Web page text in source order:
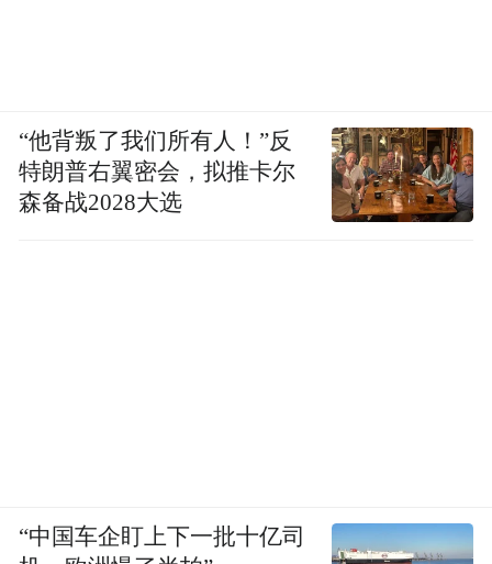
“他背叛了我们所有人！”反
特朗普右翼密会，拟推卡尔
森备战2028大选
“中国车企盯上下一批十亿司